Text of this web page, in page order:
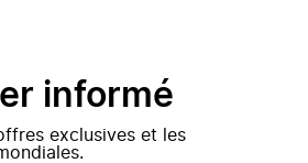
informé
exclusives et les